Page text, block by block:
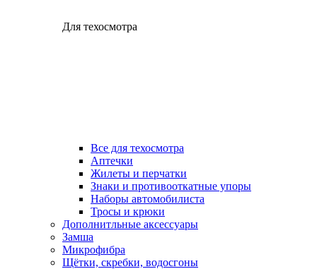
Для техосмотра
Все для техосмотра
Аптечки
Жилеты и перчатки
Знаки и противооткатные упоры
Наборы автомобилиста
Тросы и крюки
Дополнитльные аксессуары
Замша
Микрофибра
Щётки, скребки, водосгоны